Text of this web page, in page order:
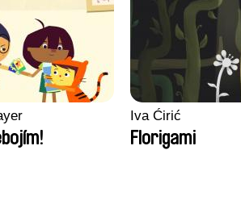
Iva Ćirić
Florigami